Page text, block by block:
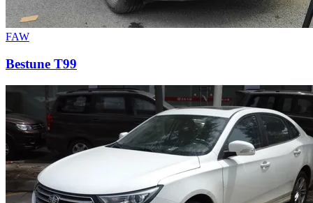
FAW
Bestune T99